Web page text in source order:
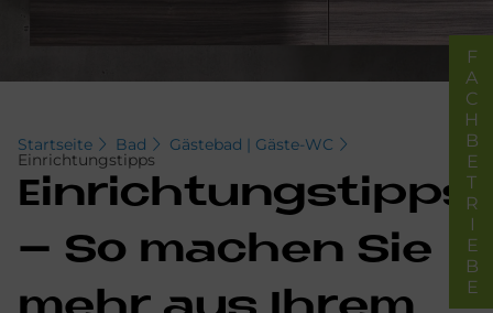
Startseite Bad Gästebad | Gäste-WC
Einrichtungstipps
Ein­rich­tungstipps
– So ma­chen Sie
FACHBETRIEBE